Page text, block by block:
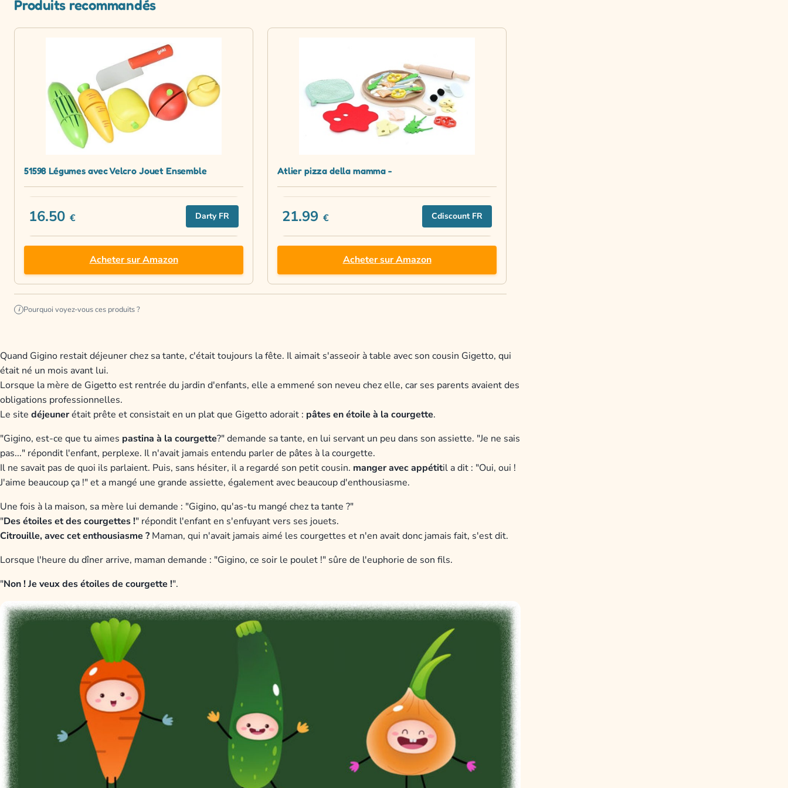
Produits recommandés
51598 Légumes avec Velcro Jouet Ensemble
16.50 € Darty FR
Acheter sur Amazon
Atlier pizza della mamma -
21.99 € Cdiscount FR
Acheter sur Amazon
i Pourquoi voyez-vous ces produits ?
Quand Gigino restait déjeuner chez sa tante, c'était toujours la fête. Il aimait s'asseoir à table avec son cousin Gigetto, qui
était né un mois avant lui.
Lorsque la mère de Gigetto est rentrée du jardin d'enfants, elle a emmené son neveu chez elle, car ses parents avaient des
obligations professionnelles.
Le site déjeunerétait prête et consistait en un plat que Gigetto adorait : pâtes en étoile à la courgette.
"Gigino, est-ce que tu aimes pastina à la courgette?" demande sa tante, en lui servant un peu dans son assiette. "Je ne sais
pas..." répondit l'enfant, perplexe. Il n'avait jamais entendu parler de pâtes à la courgette.
Il ne savait pas de quoi ils parlaient. Puis, sans hésiter, il a regardé son petit cousin. manger avec appétitil a dit : "Oui, oui !
J'aime beaucoup ça !" et a mangé une grande assiette, également avec beaucoup d'enthousiasme.
Une fois à la maison, sa mère lui demande : "Gigino, qu'as-tu mangé chez ta tante ?"
"Des étoiles et des courgettes !" répondit l'enfant en s'enfuyant vers ses jouets.
Citrouille, avec cet enthousiasme ? Maman, qui n'avait jamais aimé les courgettes et n'en avait donc jamais fait, s'est dit.
Lorsque l'heure du dîner arrive, maman demande : "Gigino, ce soir le poulet !" sûre de l'euphorie de son fils.
"Non ! Je veuxdes étoiles de courgette !".